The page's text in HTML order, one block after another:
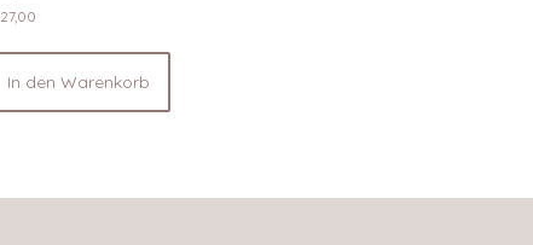
27,00
In den Warenkorb